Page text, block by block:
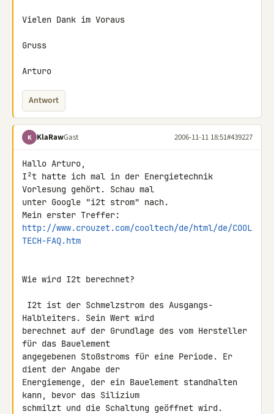
Vielen Dank im Voraus
Gruss
Arturo
Antwort
K KlaRawGast 2006-11-11 18:51#439227
Hallo Arturo,
I²t hatte ich mal in der Energietechnik
Vorlesung gehört. Schau mal
unter Google "i2t strom" nach.
http://www.crouzet.com/cooltech/de/html/de/COOL
TECH-FAQ.htm
Wie wird I2t berechnet?
Halbleiters. Sein Wert wird
berechnet auf der Grundlage des vom Hersteller
für das Bauelement
angegebenen Stoßstroms für eine Periode. Er
dient der Angabe der
Energiemenge, der ein Bauelement standhalten
kann, bevor das Silizium
schmilzt und die Schaltung geöffnet wird.